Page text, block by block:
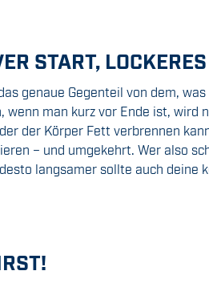
START,
genaue Gegenteil von dem,
wenn man kurz vor Ende ist,
der Körper Fett verbrennen
– und umgekehrt. Wer also
langsamer sollte auch deine